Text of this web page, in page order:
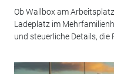
Ob Wallbox am
Ladeplatz im
und steuerliche Details,